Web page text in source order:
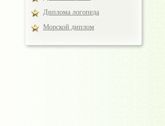
Диплома логопеда
Морской диплом